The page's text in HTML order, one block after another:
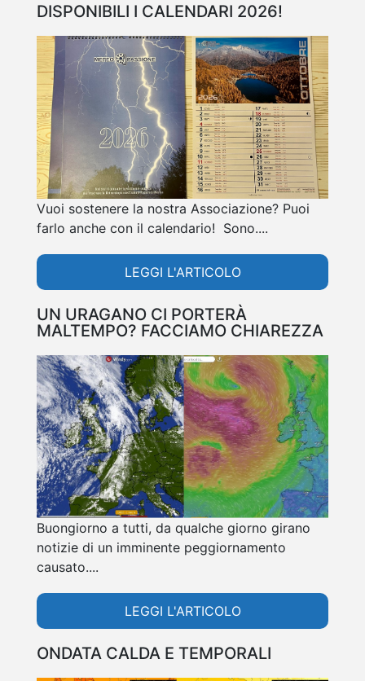
DISPONIBILI I CALENDARI 2026!
Vuoi sostenere la nostra Associazione? Puoi
farlo anche con il calendario! Sono....
LEGGI L'ARTICOLO
UN URAGANO CI PORTERÀ
MALTEMPO? FACCIAMO CHIAREZZA
Buongiorno a tutti, da qualche giorno girano
notizie di un imminente peggiornamento
causato....
LEGGI L'ARTICOLO
ONDATA CALDA E TEMPORALI